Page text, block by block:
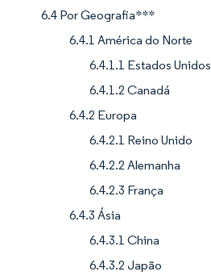
6.4 Por Geografia***
6.4.1 América do Norte
6.4.1.1 Estados Unidos
6.4.1.2 Canadá
6.4.2 Europa
6.4.2.1 Reino Unido
6.4.2.2 Alemanha
6.4.2.3 França
6.4.3 Ásia
6.4.3.1 China
6.4.3.2 Japão